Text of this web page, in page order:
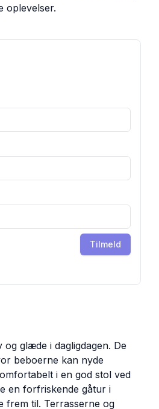
oplevelser.
Tilmeld
glæde i dagligdagen. De
beboerne kan nyde
i en god stol ved
en forfriskende gåtur i
frem til. Terrasserne og